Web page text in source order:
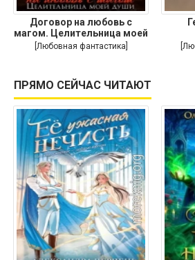
Договор на любовь с
магом. Целительница моей
души
[Любовная фантастика]
ПРЯМО СЕЙЧАС ЧИТАЮТ